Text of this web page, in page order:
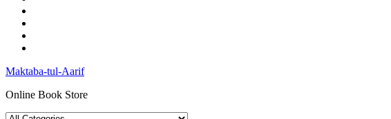
Maktaba-tul-Aarif
Online Book Store